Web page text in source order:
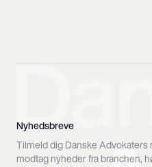
Nyhedsbreve
Tilmeld dig Danske Advokaters
modtag nyheder fra branchen,